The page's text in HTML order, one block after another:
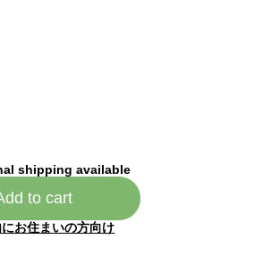
shipping available
to cart
にお住まいの方向け